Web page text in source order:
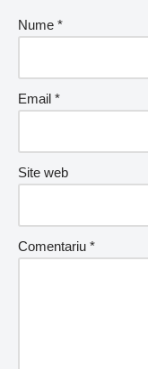
Nume *
Email *
Site web
Comentariu *